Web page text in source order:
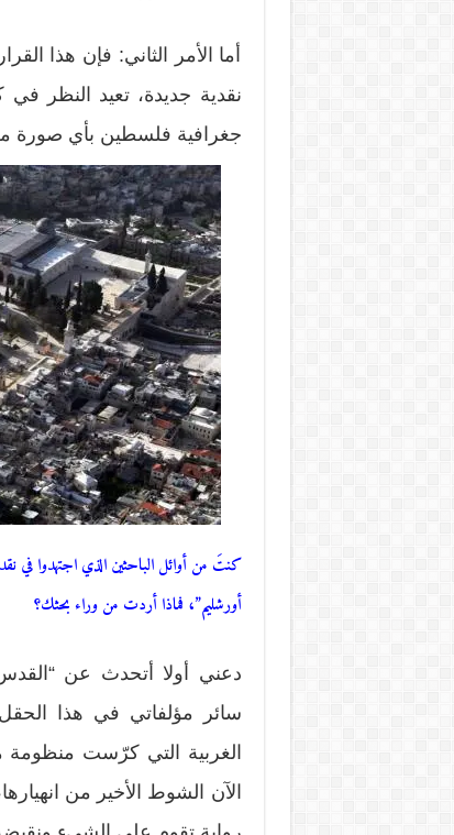
أما الأمر الثاني: فإن هذا
نقدية جديدة، تعيد النظر في
جغرافية فلسطين بأي صورة
كنتَ من أوائل الباحثين الذي اجتهدوا في
أورشليم”، فماذا أردت من وراء بحثك؟
دعني أولا أتحدث عن
سائر مؤلفاتي في هذا
الغربية التي كرّست منظومة
الآن الشوط الأخير من